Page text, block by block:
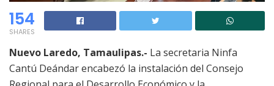
154
SHARES
Nuevo Laredo, Tamaulipas.- La secretaria Ninfa
Cantú Deándar encabezó la instalación del Consejo